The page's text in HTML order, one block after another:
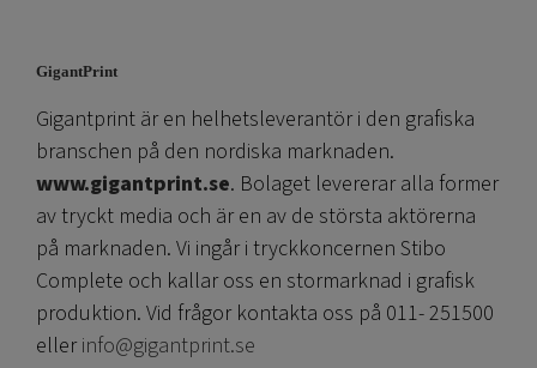
GigantPrint
Gigantprint är en helhetsleverantör i den grafiska
branschen på den nordiska marknaden.
www.gigantprint.se. Bolaget levererar alla former
av tryckt media och är en av de största aktörerna
på marknaden. Vi ingår i tryckkoncernen Stibo
Complete och kallar oss en stormarknad i grafisk
produktion. Vid frågor kontakta oss på 011- 251500
ellerinfo@gigantprint.se